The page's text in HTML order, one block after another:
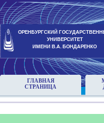
ОРЕНБУРГСКИЙ
УНИВЕРСИТЕТ
ИМЕНИ В.А. БОНДАРЕНКО
ГЛАВНАЯ
СТРАНИЦА